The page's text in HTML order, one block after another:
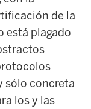
de la
está plagado
sólo concreta
los y las